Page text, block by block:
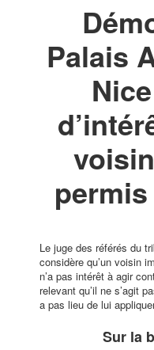
Palais
Le juge des référés du
considère qu’un voisin
n’a pas intérêt à agir
relevant qu’il ne s’agit
a pas lieu de lui
Sur la